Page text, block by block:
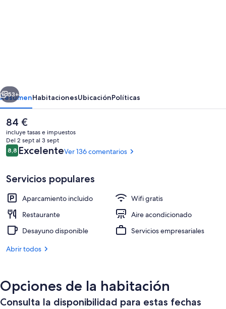
Cafetería
Siguiente
53+
ResumenHabitacionesUbicaciónPolíticas
El
precio
actual
es
de
84 €
incluye tasas e impuestos
Del 2 sept al 3 sept
Comentarios
8,88,8 de 10
ExcelenteVer 136 comentarios
Servicios populares
Aparcamiento incluido
Wifi gratis
Restaurante
Aire acondicionado
Desayuno disponible
Servicios empresariales
Abrir todos
Opciones de la habitación
Consulta la disponibilidad para estas fechas